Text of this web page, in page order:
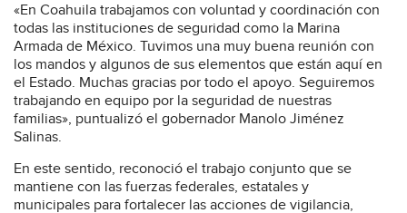
«En Coahuila trabajamos con voluntad y coordinación con
todas las instituciones de seguridad como la Marina
Armada de México. Tuvimos una muy buena reunión con
los mandos y algunos de sus elementos que están aquí en
el Estado. Muchas gracias por todo el apoyo. Seguiremos
trabajando en equipo por la seguridad de nuestras
familias», puntualizó el gobernador Manolo Jiménez
Salinas.
En este sentido, reconoció el trabajo conjunto que se
mantiene con las fuerzas federales, estatales y
municipales para fortalecer las acciones de vigilancia,